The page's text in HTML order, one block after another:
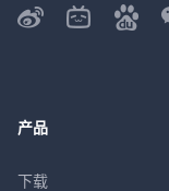
产品
下载